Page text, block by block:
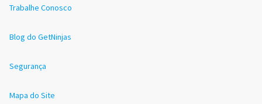
Trabalhe Conosco
Blog do GetNinjas
Segurança
Mapa do Site